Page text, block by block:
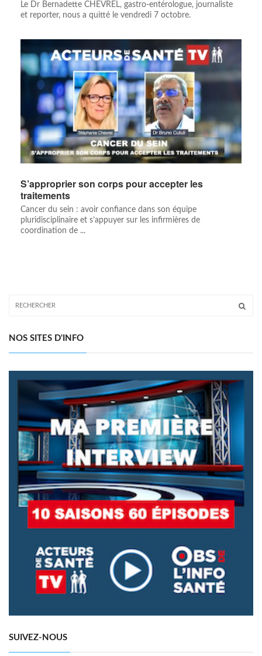
Le Dr Bernadette CHEVREL, gastro-entérologue, journaliste
et reporter, nous a quitté le vendredi 7 octobre.
S’approprier son corps pour accepter les
traitements
Cancer du sein : avoir confiance dans son équipe
pluridisciplinaire et s’appuyer sur les infirmières de
coordination de ...
NOS SITES D'INFO
SUIVEZ-NOUS